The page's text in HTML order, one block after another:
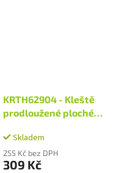
KRTH62904 - Kleště
prodloužené ploché
Skladem
255 Kč bez DPH
309 Kč